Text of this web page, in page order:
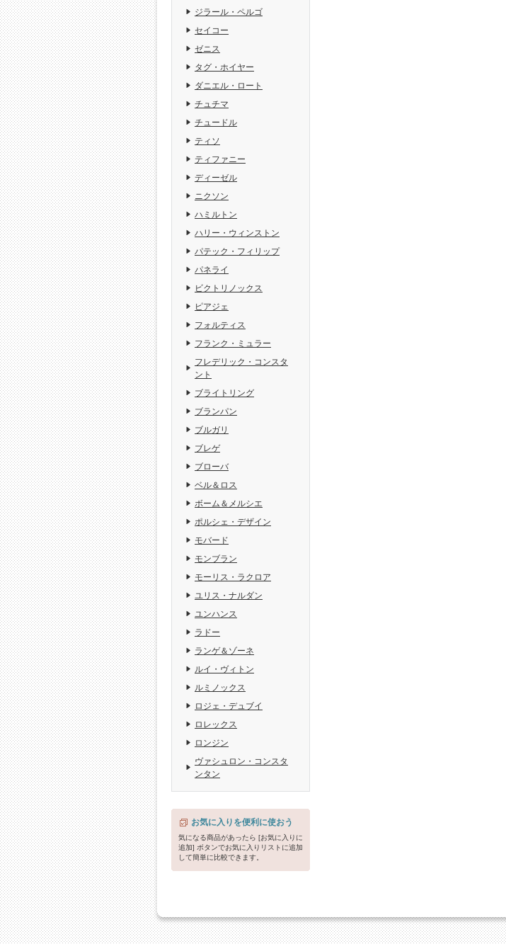
ジラール・ペルゴ
セイコー
ゼニス
タグ・ホイヤー
ダニエル・ロート
チュチマ
チュードル
ティソ
ティファニー
ディーゼル
ニクソン
ハミルトン
ハリー・ウィンストン
パテック・フィリップ
パネライ
ビクトリノックス
ピアジェ
フォルティス
フランク・ミュラー
フレデリック・コンスタ
ント
ブライトリング
ブランパン
ブルガリ
ブレゲ
ブローバ
ベル＆ロス
ボーム＆メルシエ
ポルシェ・デザイン
モバード
モンブラン
モーリス・ラクロア
ユリス・ナルダン
ユンハンス
ラドー
ランゲ＆ゾーネ
ルイ・ヴィトン
ルミノックス
ロジェ・デュブイ
ロレックス
ロンジン
ヴァシュロン・コンスタ
ンタン
お気に入りを便利に使おう
気になる商品があったら [お気に入りに
追加] ボタンでお気に入りリストに追加
して簡単に比較できます。